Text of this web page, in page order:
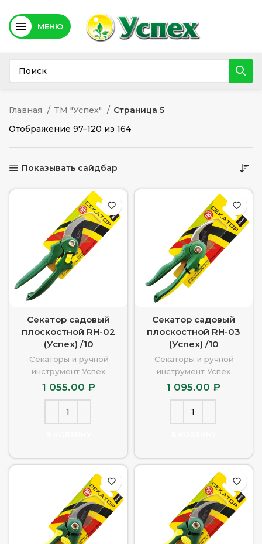
МЕНЮ
Главная TM "Успех"
Страница 5
Отображение 97–120 из 164
Показывать сайдбар
Секатор садовый
плоскостной RH-02
(Успех) /10
Секаторы и ручной
инструмент Успех
1 055.00 ₽
Секатор садовый
плоскостной RH-03
(Успех) /10
Секаторы и ручной
инструмент Успех
1 095.00 ₽